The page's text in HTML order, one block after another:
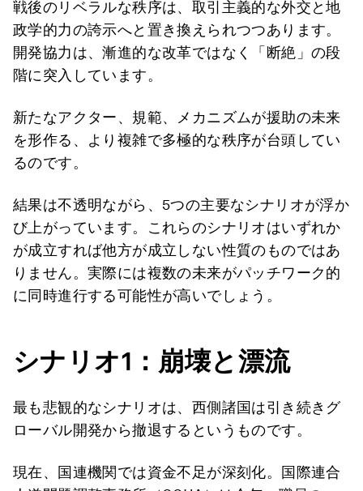
戦後のリベラルな秩序は、取引主義的な外交と地
政学的力の誇示へと置き換えられつつあります。
開発協力は、漸進的な改革ではなく「断絶」の段
階に突入しています。
新たなアクター、規範、メカニズムが援助の未来
を形作る、より複雑で多極的な秩序が台頭してい
るのです。
結果は不透明ながら、5つの主要なシナリオが浮か
び上がっています。これらのシナリオはいずれか
が成立すれば他方が成立しない性質のものではあ
りません。実際には複数の未来がパッチワーク的
に同時進行する可能性が高いでしょう。
シナリオ1 ：崩壊と漂流
最も悲観的なシナリオは、西側諸国は引き続きグ
ローバル開発から撤退するというものです。
現在、国連機関では資金不足が深刻化。国際連合